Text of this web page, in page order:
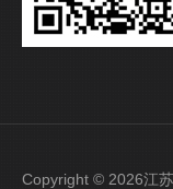
Copyright © 2026江